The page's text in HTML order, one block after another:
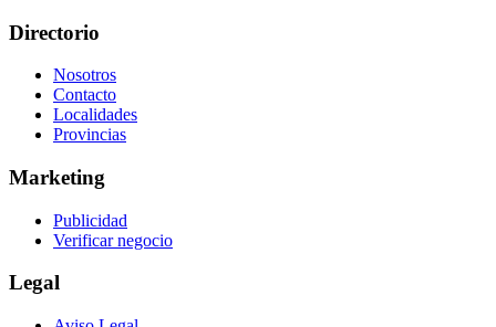
Directorio
Nosotros
Contacto
Localidades
Provincias
Marketing
Publicidad
Verificar negocio
Legal